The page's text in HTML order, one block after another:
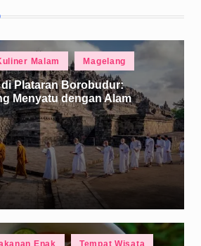
Malam Magelang
Plataran Borobudur:
Menyatu dengan Alam